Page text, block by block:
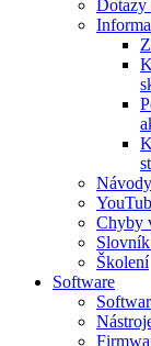
Dotazy
Návody
Chyby
Školení
Software